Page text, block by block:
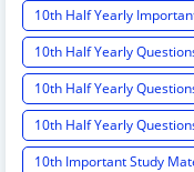
10th Half Yearly
10th Half Yearly
10th Half Yearly
10th Half Yearly
10th Important Study